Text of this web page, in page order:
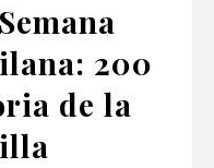
200
de la